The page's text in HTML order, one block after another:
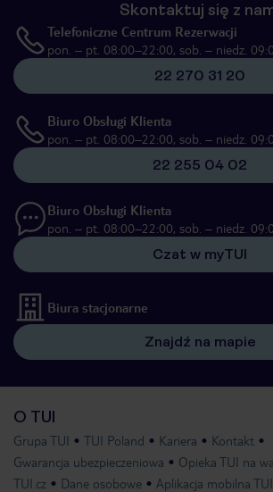
Skontaktuj się z
Telefoniczne Centrum Rezerwacji
pon. – pt. 08:00–22:00, sob. – niedz.
22 270 31 20
Biuro Obsługi Klienta
pon. – pt. 08:00–22:00, sob. – niedz.
22 255 04 02
Biuro Obsługi Klienta
pon. – pt. 08:00–22:00, sob. – niedz.
Czat w myTUI
Biura stacjonarne
Znajdź na mapie
O TUI
Grupa TUI TUI Poland Kariera
Kontakt
Gwarancja ubezpieczeniowa
Opieka TUI na
TUI.cz
Dane osobowe Aplikacja mobilna TUI